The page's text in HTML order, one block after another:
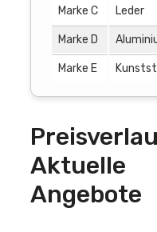
Marke C Leder
Marke D
Marke E
Aktuelle
Angebote